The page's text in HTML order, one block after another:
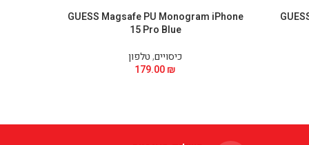
GUESS Magsafe PU Monogram iPhone
15 Pro Blue
כיסויים,טלפון
179.00₪